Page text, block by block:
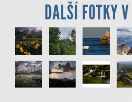
DALŠÍ FOTKY